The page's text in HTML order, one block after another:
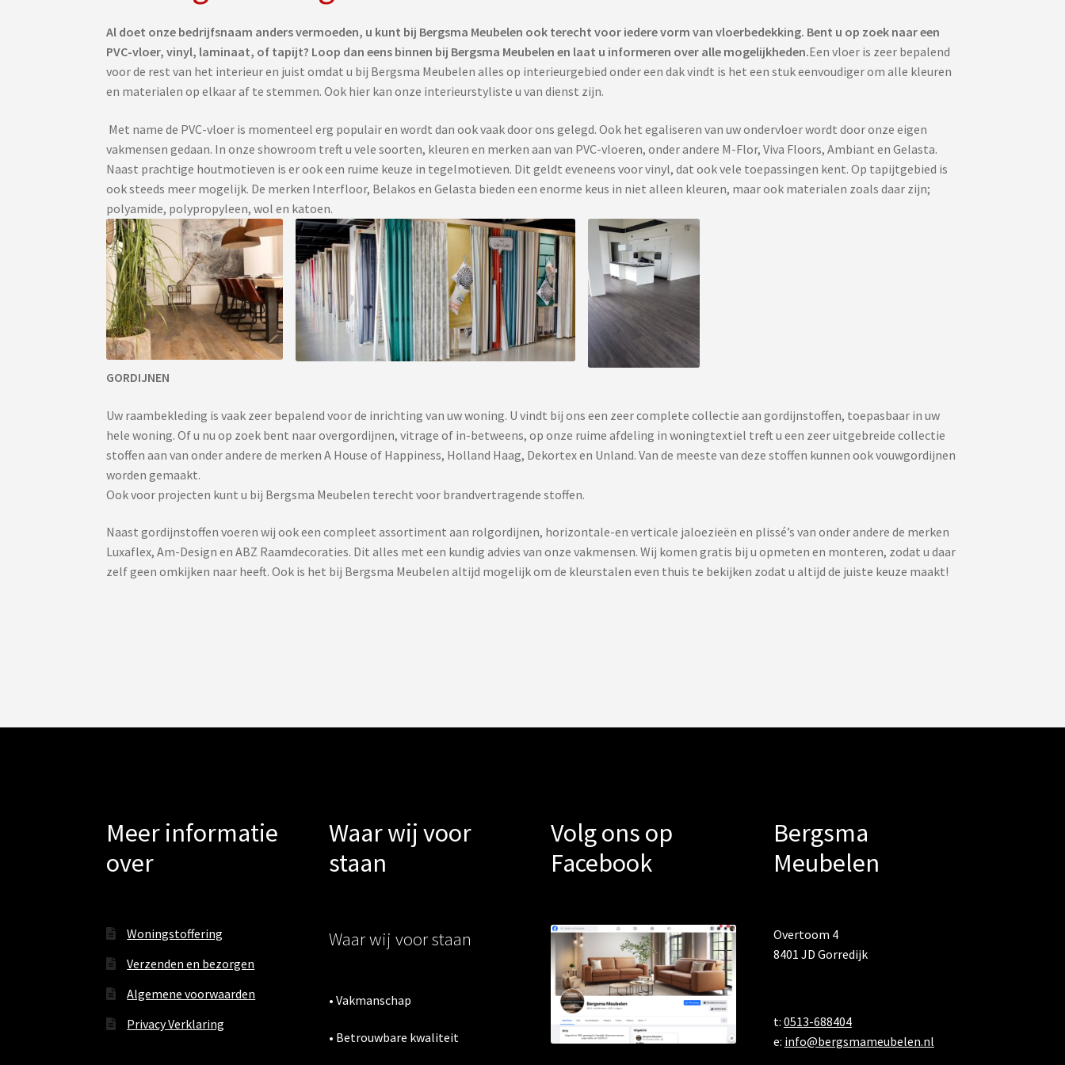
Al doet onze bedrijfsnaam anders vermoeden, u kunt bij Bergsma Meubelen ook terecht voor iedere vorm van vloerbedekking. Bent u op zoek naar een
PVC-vloer, vinyl, laminaat, of tapijt? Loop dan eens binnen bij Bergsma Meubelen en laat u informeren over alle mogelijkheden.Een vloer is zeer bepalend
voor de rest van het interieur en juist omdat u bij Bergsma Meubelen alles op interieurgebied onder een dak vindt is het een stuk eenvoudiger om alle kleuren
en materialen op elkaar af te stemmen. Ook hier kan onze interieurstyliste u van dienst zijn.
Met name de PVC-vloer is momenteel erg populair en wordt dan ook vaak door ons gelegd. Ook het egaliseren van uw ondervloer wordt door onze eigen
vakmensen gedaan. In onze showroom treft u vele soorten, kleuren en merken aan van PVC-vloeren, onder andere M-Flor, Viva Floors, Ambiant en Gelasta.
Naast prachtige houtmotieven is er ook een ruime keuze in tegelmotieven. Dit geldt eveneens voor vinyl, dat ook vele toepassingen kent. Op tapijtgebied is
ook steeds meer mogelijk. De merken Interfloor, Belakos en Gelasta bieden een enorme keus in niet alleen kleuren, maar ook materialen zoals daar zijn;
polyamide, polypropyleen, wol en katoen.
GORDIJNEN
Uw raambekleding is vaak zeer bepalend voor de inrichting van uw woning. U vindt bij ons een zeer complete collectie aan gordijnstoffen, toepasbaar in uw
hele woning. Of u nu op zoek bent naar overgordijnen, vitrage of in-betweens, op onze ruime afdeling in woningtextiel treft u een zeer uitgebreide collectie
stoffen aan van onder andere de merken A House of Happiness, Holland Haag, Dekortex en Unland. Van de meeste van deze stoffen kunnen ook vouwgordijnen
worden gemaakt.
Ook voor projecten kunt u bij Bergsma Meubelen terecht voor brandvertragende stoffen.
Naast gordijnstoffen voeren wij ook een compleet assortiment aan rolgordijnen, horizontale-en verticale jaloezieën en plissé’s van onder andere de merken
Luxaflex, Am-Design en ABZ Raamdecoraties. Dit alles met een kundig advies van onze vakmensen. Wij komen gratis bij u opmeten en monteren, zodat u daar
zelf geen omkijken naar heeft. Ook is het bij Bergsma Meubelen altijd mogelijk om de kleurstalen even thuis te bekijken zodat u altijd de juiste keuze maakt!
Meer informatie
over
Woningstoffering
Verzenden en bezorgen
Algemene voorwaarden
Privacy Verklaring
Waar wij voor
staan
Waar wij voor staan
• Vakmanschap
• Betrouwbare kwaliteit
Volg ons op
Facebook
Bergsma
Meubelen
Overtoom 4
8401 JD Gorredijk
t: 0513-688404
e: info@bergsmameubelen.nl